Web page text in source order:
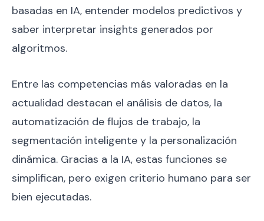
basadas en IA, entender modelos predictivos y
saber interpretar insights generados por
algoritmos.
Entre las competencias más valoradas en la
actualidad destacan el análisis de datos, la
automatización de flujos de trabajo, la
segmentación inteligente y la personalización
dinámica. Gracias a la IA, estas funciones se
simplifican, pero exigen criterio humano para ser
bien ejecutadas.